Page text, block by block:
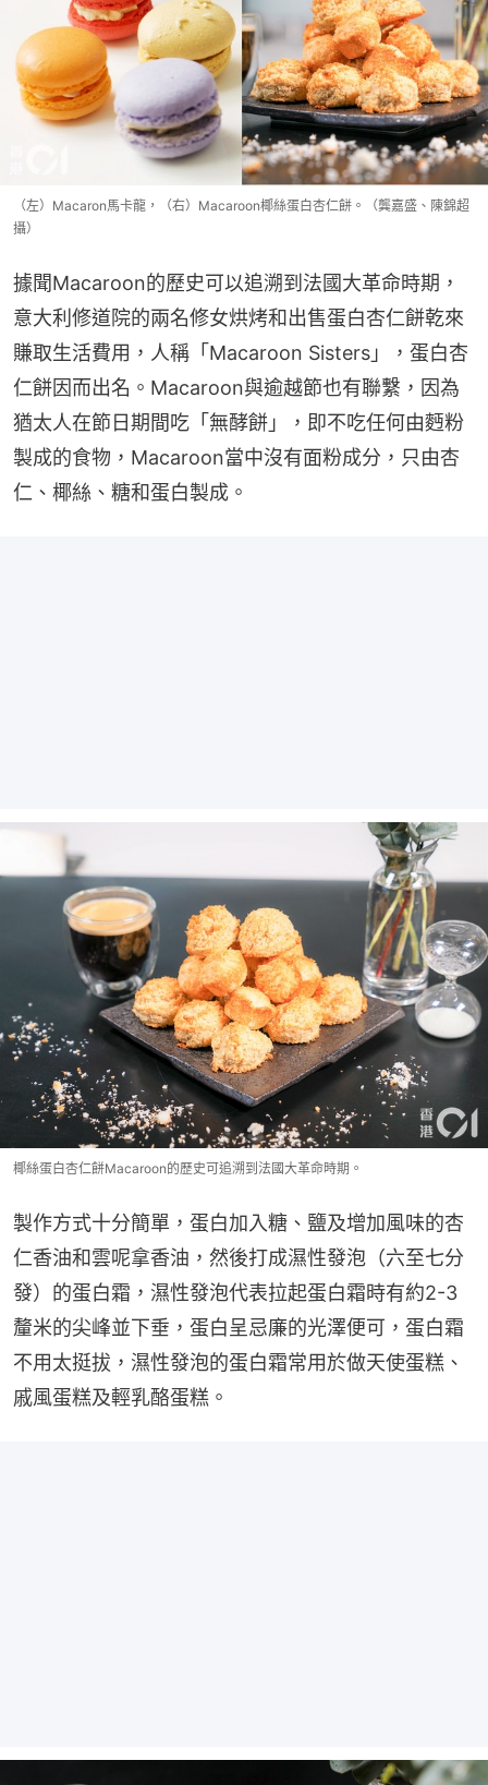
（左）Macaron馬卡龍，（右）Macaroon椰絲蛋白杏仁餅。（龔嘉盛、陳錦超
攝）
據聞Macaroon的歷史可以追溯到法國大革命時期，
意大利修道院的兩名修女烘烤和出售蛋白杏仁餅乾來
賺取生活費用，人稱「Macaroon Sisters」，蛋白杏
仁餅因而出名。Macaroon與逾越節也有聯繫，因為
猶太人在節日期間吃「無酵餅」，即不吃任何由麪粉
製成的食物，Macaroon當中沒有面粉成分，只由杏
仁、椰絲、糖和蛋白製成。
椰絲蛋白杏仁餅Macaroon的歷史可追溯到法國大革命時期。
製作方式十分簡單，蛋白加入糖、鹽及增加風味的杏
仁香油和雲呢拿香油，然後打成濕性發泡（六至七分
發）的蛋白霜，濕性發泡代表拉起蛋白霜時有約2-3
釐米的尖峰並下垂，蛋白呈忌廉的光澤便可，蛋白霜
不用太挺拔，濕性發泡的蛋白霜常用於做天使蛋糕、
戚風蛋糕及輕乳酪蛋糕。